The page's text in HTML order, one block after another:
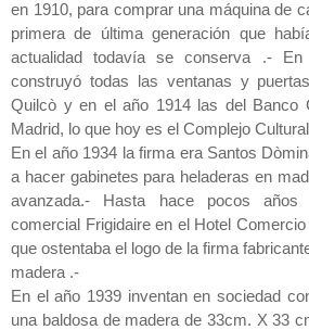
en 1910, para comprar una máquina de
primera de última generación que
actualidad todavía se conserva .-
construyó todas las ventanas y
Quilcò y en el año 1914 las del Banco
Madrid, lo que hoy es el Complejo
En el año 1934 la firma era Santos
a hacer gabinetes para heladeras en
avanzada.- Hasta hace pocos años
comercial Frigidaire en el Hotel
que ostentaba el logo de la firma
madera .-
En el año 1939 inventan en sociedad
una baldosa de madera de 33cm. X 33